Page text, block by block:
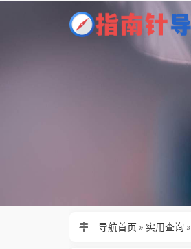
导航首页 » 实用查询»